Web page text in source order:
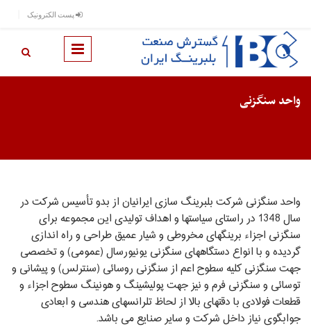
پست الکترونیک
واحد سنگ‏زنی
واحد سنگ‏زنی شرکت بلبرینگ سازی ایرانیان از بدو تأسیس شرکت در
سال 1348 در راستای سیاست‏ها و اهداف تولیدی این مجموعه برای
سنگ‏زنی اجزاء برینگ‏های مخروطی و شیار عمیق طراحی و راه‏ اندازی
گردیده و با انواع دستگاه‏های سنگ‏زنی یونیورسال (عمومی) و تخصصی
جهت سنگ‏زنی کلیه سطوح اعم از سنگ‏زنی روسائی (سنترلس) و پیشانی و
توسائی و سنگ‏زنی فرم و نیز جهت پولیشینگ و هونینگ سطوح اجزاء و
قطعات فولادی با دقت‏های بالا از لحاظ تلرانس‏های هندسی و ابعادی
جوابگوی نیاز داخل شرکت و سایر صنایع می ‏باشد.